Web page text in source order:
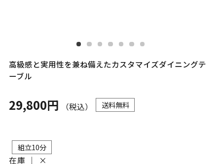
高級感と実用性を兼ね備えたカスタマイズダイニングテ
ーブル
29,800円 （税込） 送料無料
組立10分
在庫 ｜ ×